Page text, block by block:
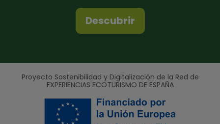
Descubrir
Proyecto Sostenibilidad y Digitalización de la Red de
EXPERIENCIAS ECOTURISMO DE ESPAÑA